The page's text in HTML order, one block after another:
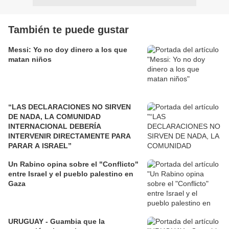
También te puede gustar
Messi: Yo no doy dinero a los que
matan niños
“LAS DECLARACIONES NO SIRVEN
DE NADA, LA COMUNIDAD
INTERNACIONAL DEBERÍA
INTERVENIR DIRECTAMENTE PARA
PARAR A ISRAEL”
Un Rabino opina sobre el "Conflicto"
entre Israel y el pueblo palestino en
Gaza
URUGUAY - Guambia que la